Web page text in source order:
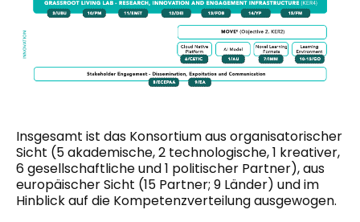
Insgesamt ist das Konsortium aus organisatorischer
Sicht (5 akademische, 2 technologische, 1 kreativer,
6 gesellschaftliche und 1 politischer Partner), aus
europäischer Sicht (15 Partner; 9 Länder) und im
Hinblick auf die Kompetenzverteilung ausgewogen.